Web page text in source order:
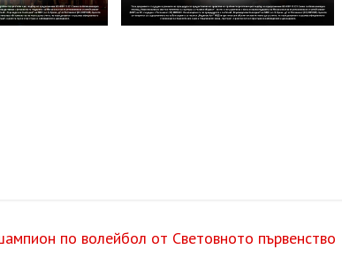
по волейбол от Световното първенство